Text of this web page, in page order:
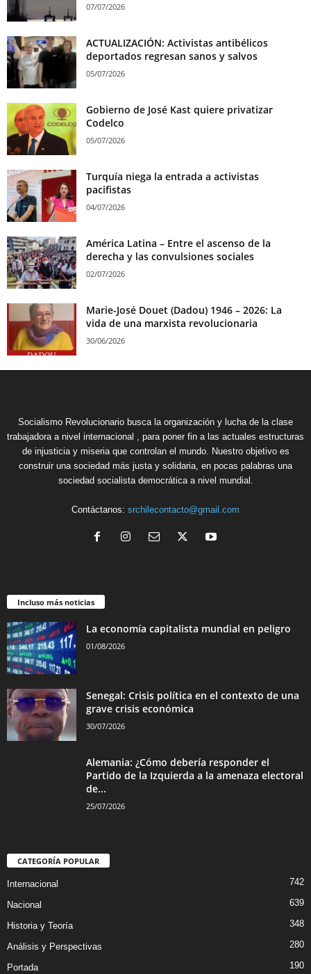
07/07/2026
ACTUALIZACIÓN: Activistas antibélicos
deportados regresan sanos y salvos
05/07/2026
Gobierno de José Kast quiere privatizar
Codelco
05/07/2026
Turquía niega la entrada a activistas
pacifistas
04/07/2026
América Latina – Entre el ascenso de la
derecha y las convulsiones sociales
02/07/2026
Marie-José Douet (Dadou) 1946 – 2026: La
vida de una marxista revolucionaria
30/06/2026
Socialismo Revolucionario busca la organización y lucha de la clase
trabajadora a nivel internacional , para poner fin a las actuales estructuras
de injusticia y miseria que controlan el mundo. Nuestro objetivo es
construir una sociedad más justa y solidaria, en pocas palabras una
sociedad socialista democrática a nivel mundial.
Contáctanos: srchilecontacto@gmail.com
Incluso más noticias
La economía capitalista mundial en peligro
01/08/2026
Senegal: Crisis política en el contexto de una
grave crisis económica
30/07/2026
Alemania: ¿Cómo debería responder el
Partido de la Izquierda a la amenaza electoral
de...
25/07/2026
CATEGORÍA POPULAR
Internacional 742
Nacional 639
Historia y Teoría 348
Análisis y Perspectivas 280
Portada 190